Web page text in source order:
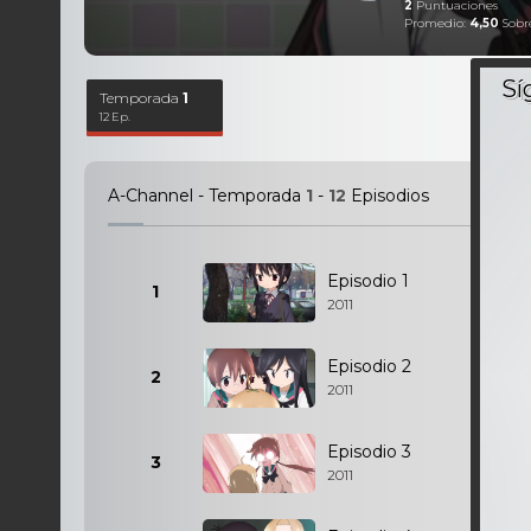
2 Puntuaciones
Promedio:4,50
Temporada1
12 Ep.
A-Channel - Temporada 1 - 12 Episodios
1 Episodio 1
2011
2 Episodio 2
2011
3 Episodio 3
2011